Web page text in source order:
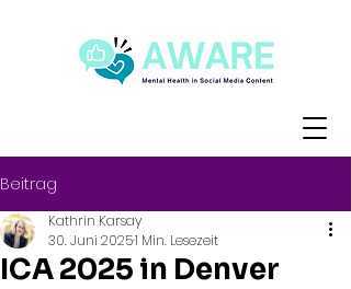
Beitrag
ICA 2025 in Denver
Kathrin Karsay
30. Juni 20251 Min. Lesezeit